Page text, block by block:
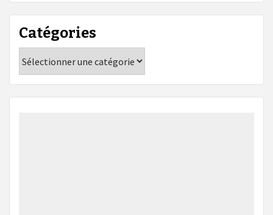
Catégories